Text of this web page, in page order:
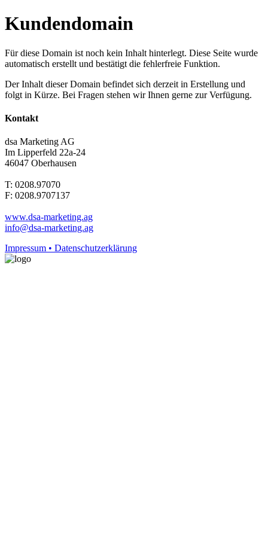
Kundendomain
Für diese Domain ist noch kein Inhalt hinterlegt. Diese Seite wurde
automatisch erstellt und bestätigt die fehlerfreie Funktion.
Der Inhalt dieser Domain befindet sich derzeit in Erstellung und
folgt in Kürze. Bei Fragen stehen wir Ihnen gerne zur Verfügung.
Kontakt
dsa Marketing AG
Im Lipperfeld 22a-24
46047 Oberhausen
T: 0208.97070
F: 0208.9707137
www.dsa-marketing.ag
info@dsa-marketing.ag
Impressum • Datenschutzerklärung